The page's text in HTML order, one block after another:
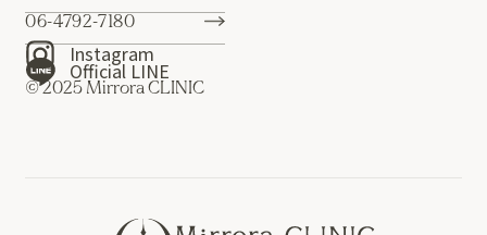
06-4792-7180
Instagram
Official LINE
© 2025 Mirrora CLINIC